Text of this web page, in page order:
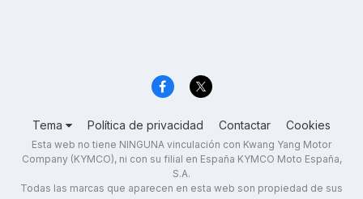
Tema Política de privacidad Contactar Cookies
Esta web no tiene NINGUNA vinculación con Kwang Yang Motor
Company (KYMCO), ni con su filial en España KYMCO Moto España,
S.A.
Todas las marcas que aparecen en esta web son propiedad de sus